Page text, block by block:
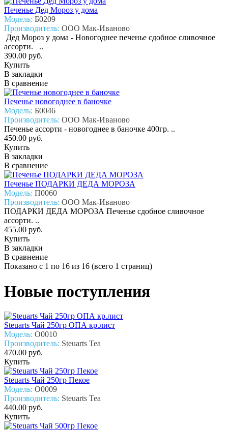
Печенье Дед Мороз у дома
Модель: Б0209
Производитель: ООО Мак-Иваново
Дед Мороз у дома - Новогоднее печенье сдобное сливочное
ассорти. ..
390.00 руб.
Купить
В закладки
В сравнение
Печенье новогоднее в баночке
Модель: Б0046
Производитель: ООО Мак-Иваново
Печенье ассорти - новогоднее в баночке 400гр. ..
450.00 руб.
Купить
В закладки
В сравнение
Печенье ПОДАРКИ ДЕДА МОРОЗА
Модель: П0060
Производитель: ООО Мак-Иваново
ПОДАРКИ ДЕДА МОРОЗА Печенье сдобное сливочное
ассорти. ..
455.00 руб.
Купить
В закладки
В сравнение
Показано с 1 по 16 из 16 (всего 1 страниц)
Новые поступления
Steuarts Чай 250гр ОПА кр.лист
Модель: О0010
Производитель: Steuarts Tea
470.00 руб.
Купить
Steuarts Чай 250гр Пекое
Модель: О0009
Производитель: Steuarts Tea
440.00 руб.
Купить